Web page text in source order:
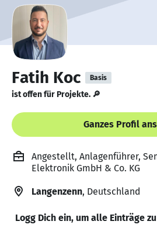
Fatih Koc Basis
ist offen für Projekte. 🔎
Ganzes Profil
Angestellt, Anlagenführer,
Elektronik GmbH & Co. KG
Langenzenn, Deutschland
Logg Dich ein, um alle Einträge